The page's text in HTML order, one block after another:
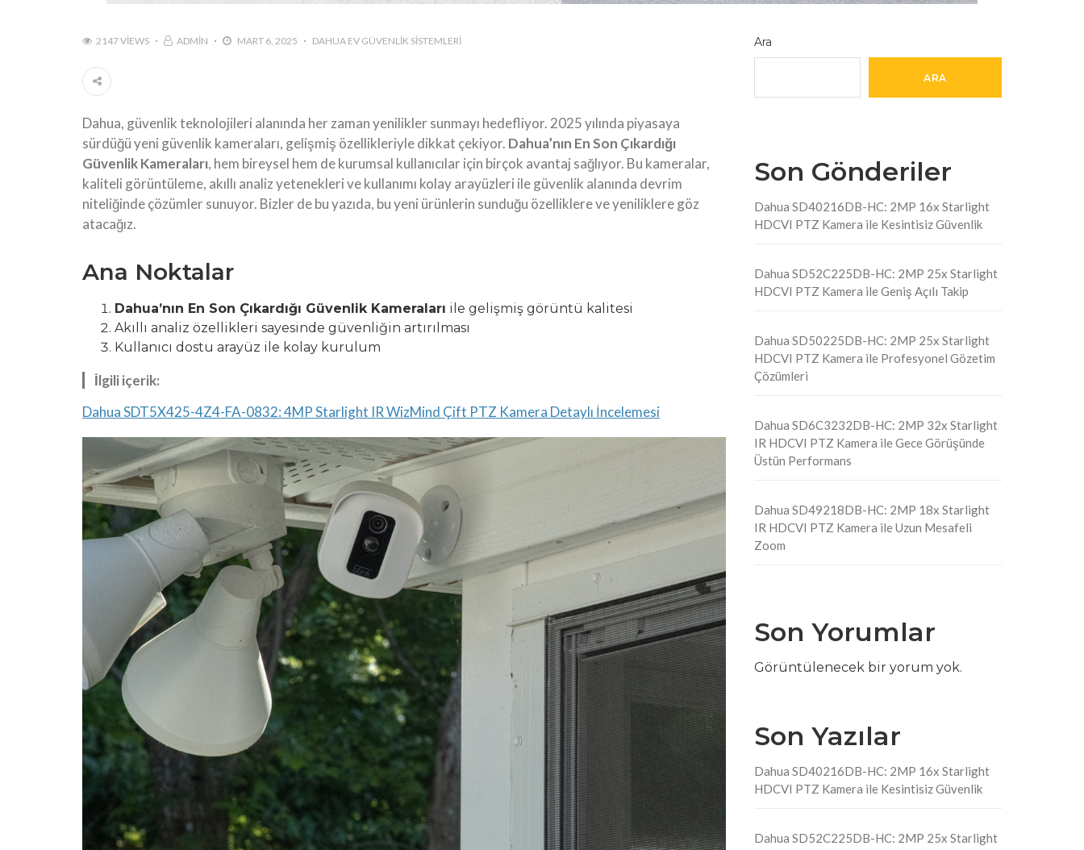
2147 VIEWS ADMIN MART 6, 2025 DAHUA EV GÜVENLIK SISTEMLERI
Dahua, güvenlik teknolojileri alanında her zaman yenilikler sunmayı hedefliyor. 2025 yılında piyasaya
sürdüğü yeni güvenlik kameraları, gelişmiş özellikleriyle dikkat çekiyor. Dahua’nın En Son Çıkardığı
Güvenlik Kameraları, hem bireysel hem de kurumsal kullanıcılar için birçok avantaj sağlıyor. Bu kameralar,
kaliteli görüntüleme, akıllı analiz yetenekleri ve kullanımı kolay arayüzleri ile güvenlik alanında devrim
niteliğinde çözümler sunuyor. Bizler de bu yazıda, bu yeni ürünlerin sunduğu özelliklere ve yeniliklere göz
atacağız.
Ana Noktalar
Dahua’nın En Son Çıkardığı Güvenlik Kameraları ile gelişmiş görüntü kalitesi
Akıllı analiz özellikleri sayesinde güvenliğin artırılması
Kullanıcı dostu arayüz ile kolay kurulum
İlgili içerik:
Dahua SDT5X425-4Z4-FA-0832: 4MP Starlight IR WizMind Çift PTZ Kamera Detaylı İncelemesi
Ara
ARA
Son Gönderiler
Dahua SD40216DB-HC: 2MP 16x Starlight
HDCVI PTZ Kamera ile Kesintisiz Güvenlik
Dahua SD52C225DB-HC: 2MP 25x Starlight
HDCVI PTZ Kamera ile Geniş Açılı Takip
Dahua SD50225DB-HC: 2MP 25x Starlight
HDCVI PTZ Kamera ile Profesyonel Gözetim
Çözümleri
Dahua SD6C3232DB-HC: 2MP 32x Starlight
IR HDCVI PTZ Kamera ile Gece Görüşünde
Üstün Performans
Dahua SD49218DB-HC: 2MP 18x Starlight
IR HDCVI PTZ Kamera ile Uzun Mesafeli
Zoom
Son Yorumlar
Görüntülenecek bir yorum yok.
Son Yazılar
Dahua SD40216DB-HC: 2MP 16x Starlight
HDCVI PTZ Kamera ile Kesintisiz Güvenlik
Dahua SD52C225DB-HC: 2MP 25x Starlight